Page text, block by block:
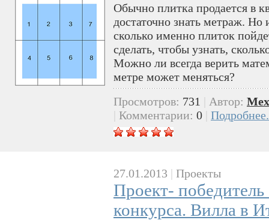
Обычно плитка продается в
достаточно знать метраж. Но
сколько именно плиток
сделать, чтобы узнать,
Можно ли всегда верить
метре может меняться?
Просмотров: 731 Автор:
Комментарии: 0
27.01.2013 | Проекты
Проект- победитель
конкурса. Вилла в